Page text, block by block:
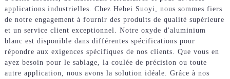
applications industrielles. Chez Hebei Suoyi, nous sommes fiers
de notre engagement à fournir des produits de qualité supérieure
et un service client exceptionnel. Notre oxyde d'aluminium
blanc est disponible dans différentes spécifications pour
répondre aux exigences spécifiques de nos clients. Que vous en
ayez besoin pour le sablage, la coulée de précision ou toute
autre application, nous avons la solution idéale. Grâce à nos